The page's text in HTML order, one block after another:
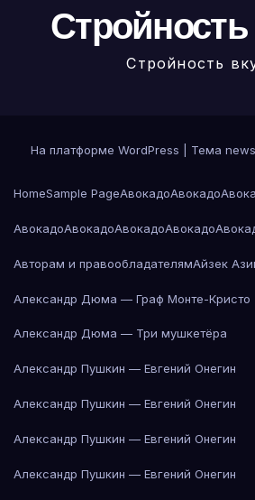
Стройность
Стройность
На платформе WordPress Тема
HomeSample PageАвокадоАвокадо
АвокадоАвокадоАвокадоАвокадо
Авторам и правообладателямАйзек
Александр Дюма — Граф Монте-Кристо
Александр Дюма — Три мушкетёра
Александр Пушкин — Евгений Онегин
Александр Пушкин — Евгений Онегин
Александр Пушкин — Евгений Онегин
Александр Пушкин — Евгений Онегин